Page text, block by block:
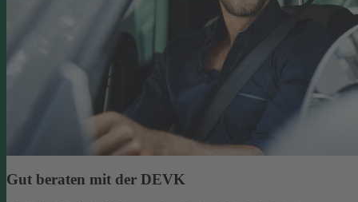
Gut beraten mit der DEVK